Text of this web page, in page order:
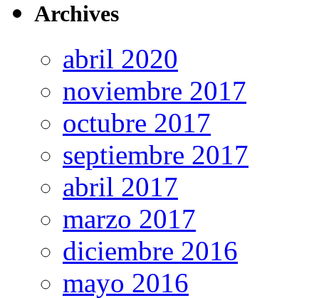
Archives
abril 2020
noviembre 2017
octubre 2017
septiembre 2017
abril 2017
marzo 2017
diciembre 2016
mayo 2016